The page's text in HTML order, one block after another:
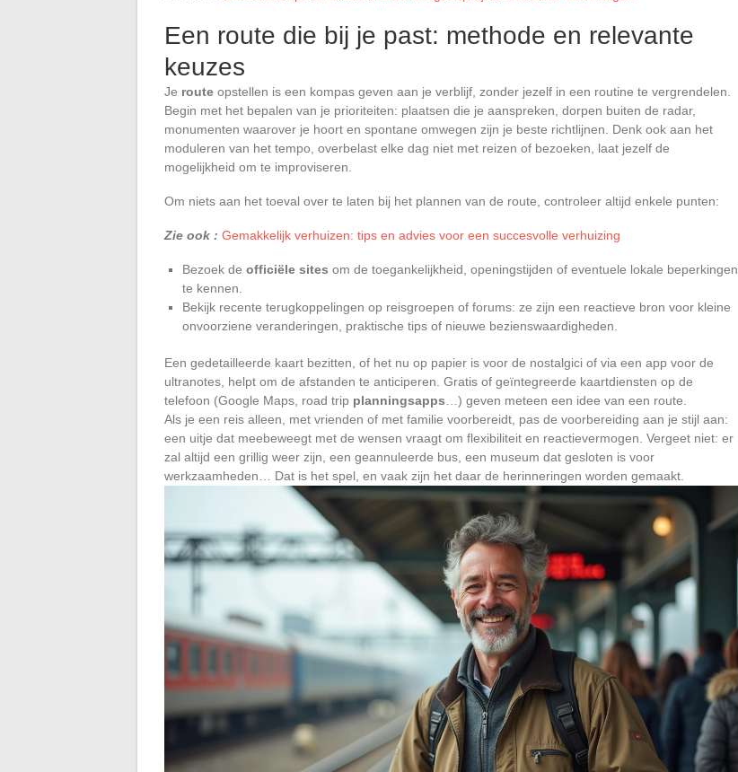
Een route die bij je past: methode en relevante
keuzes
Je route opstellen is een kompas geven aan je verblijf, zonder jezelf in een routine te vergrendelen.
Begin met het bepalen van je prioriteiten: plaatsen die je aanspreken, dorpen buiten de radar,
monumenten waarover je hoort en spontane omwegen zijn je beste richtlijnen. Denk ook aan het
moduleren van het tempo, overbelast elke dag niet met reizen of bezoeken, laat jezelf de
mogelijkheid om te improviseren.
Om niets aan het toeval over te laten bij het plannen van de route, controleer altijd enkele punten:
Zie ook : Gemakkelijk verhuizen: tips en advies voor een succesvolle verhuizing
Bezoek de officiële sites om de toegankelijkheid, openingstijden of eventuele lokale beperkingen
te kennen.
Bekijk recente terugkoppelingen op reisgroepen of forums: ze zijn een reactieve bron voor kleine
onvoorziene veranderingen, praktische tips of nieuwe bezienswaardigheden.
Een gedetailleerde kaart bezitten, of het nu op papier is voor de nostalgici of via een app voor de
ultranotes, helpt om de afstanden te anticiperen. Gratis of geïntegreerde kaartdiensten op de
telefoon (Google Maps, road trip planningsapps …) geven meteen een idee van een route.
Als je een reis alleen, met vrienden of met familie voorbereidt, pas de voorbereiding aan je stijl aan:
een uitje dat meebeweegt met de wensen vraagt om flexibiliteit en reactievermogen. Vergeet niet: er
zal altijd een grillig weer zijn, een geannuleerde bus, een museum dat gesloten is voor
werkzaamheden… Dat is het spel, en vaak zijn het daar de herinneringen worden gemaakt.